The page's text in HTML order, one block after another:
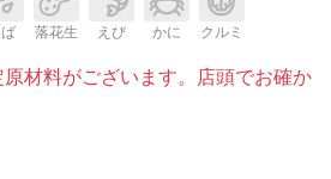
落花生 えび かに クルミ
材料がございます。店頭でお確か